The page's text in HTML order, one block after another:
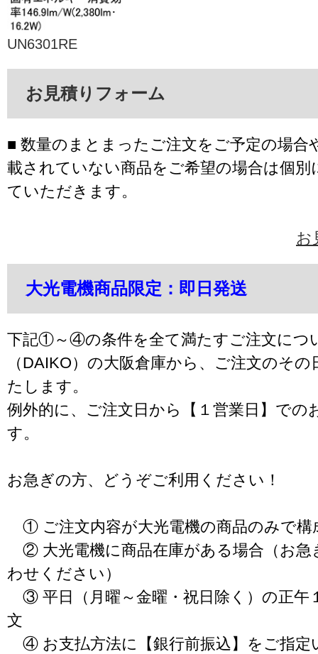
UN6301RE
お見積りフォーム
■ 数量のまとまったご注文をご予定の場合
載されていない商品をご希望の場合は個別
ていただきます。
お
大光電機商品限定：即日発送
下記①～④の条件を全て満たすご注文につ
（DAIKO）の大阪倉庫から、ご注文のそ
たします。
例外的に、ご注文日から【１営業日】での
す。
お急ぎの方、どうぞご利用ください！
① ご注文内容が大光電機の商品のみで構
② 大光電機に商品在庫がある場合（お急
わせください）
③ 平日（月曜～金曜・祝日除く）の正午
文
④ お支払方法に【銀行前振込】をご指定